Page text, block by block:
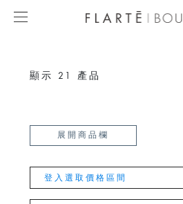
顯示 21 產品
展開商品欄
登入選取價格區間